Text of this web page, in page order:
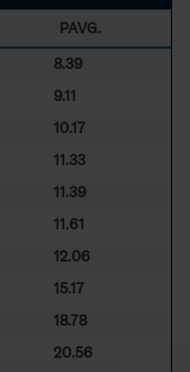
PAVG.
8.39
9.11
10.17
11.33
11.39
11.61
12.06
15.17
18.78
20.56